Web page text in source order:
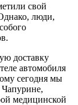
свой
люди,
доставку
автомобиля
сегодня мы
Чапурине,
медицинской